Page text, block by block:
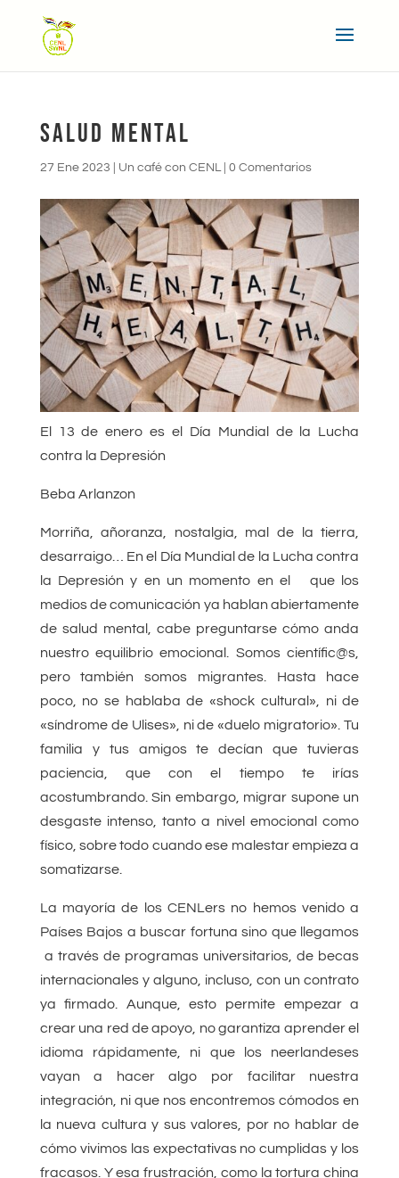
SALUD MENTAL
27 Ene 2023 Un café con CENL| 0 Comentarios
El 13 de enero es el Día Mundial de la Lucha
contra la Depresión
Beba Arlanzon
Morriña, añoranza, nostalgia, mal de la tierra,
desarraigo… En el Día Mundial de la Lucha contra
la Depresión y en un momento en el que los
medios de comunicación ya hablan abiertamente
de salud mental, cabe preguntarse cómo anda
nuestro equilibrio emocional. Somos científic@s,
pero también somos migrantes. Hasta hace
poco, no se hablaba de «shock cultural», ni de
«síndrome de Ulises», ni de «duelo migratorio». Tu
familia y tus amigos te decían que tuvieras
paciencia, que con el tiempo te irías
acostumbrando. Sin embargo, migrar supone un
desgaste intenso, tanto a nivel emocional como
físico, sobre todo cuando ese malestar empieza a
somatizarse.
La mayoría de los CENLers no hemos venido a
Países Bajos a buscar fortuna sino que llegamos
a través de programas universitarios, de becas
internacionales y alguno, incluso, con un contrato
ya firmado. Aunque, esto permite empezar a
crear una red de apoyo, no garantiza aprender el
idioma rápidamente, ni que los neerlandeses
vayan a hacer algo por facilitar nuestra
integración, ni que nos encontremos cómodos en
la nueva cultura y sus valores, por no hablar de
cómo vivimos las expectativas no cumplidas y los
fracasos. Y esa frustración, como la tortura china